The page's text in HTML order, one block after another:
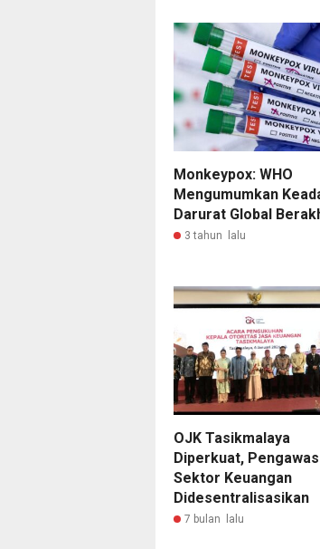
Monkeypox: WHO
Mengumumkan
Darurat Global
3 tahun lalu
OJK Tasikmalaya
Diperkuat,
Sektor Keuangan
Didesentralisasikan
7 bulan lalu